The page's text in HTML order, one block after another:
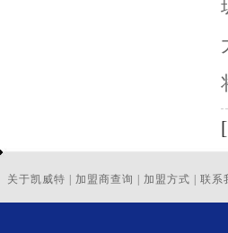
关于凯威特 加盟商查询 加盟方式 联系